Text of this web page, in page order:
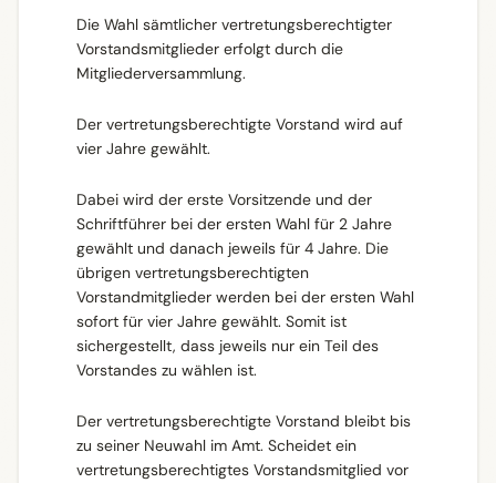
Die Wahl sämtlicher vertretungsberechtigter
Vorstandsmitglieder erfolgt durch die
Mitgliederversammlung.
Der vertretungsberechtigte Vorstand wird auf
vier Jahre gewählt.
Dabei wird der erste Vorsitzende und der
Schriftführer bei der ersten Wahl für 2 Jahre
gewählt und danach jeweils für 4 Jahre. Die
übrigen vertretungsberechtigten
Vorstandmitglieder werden bei der ersten Wahl
sofort für vier Jahre gewählt. Somit ist
sichergestellt, dass jeweils nur ein Teil des
Vorstandes zu wählen ist.
Der vertretungsberechtigte Vorstand bleibt bis
zu seiner Neuwahl im Amt. Scheidet ein
vertretungsberechtigtes Vorstandsmitglied vor